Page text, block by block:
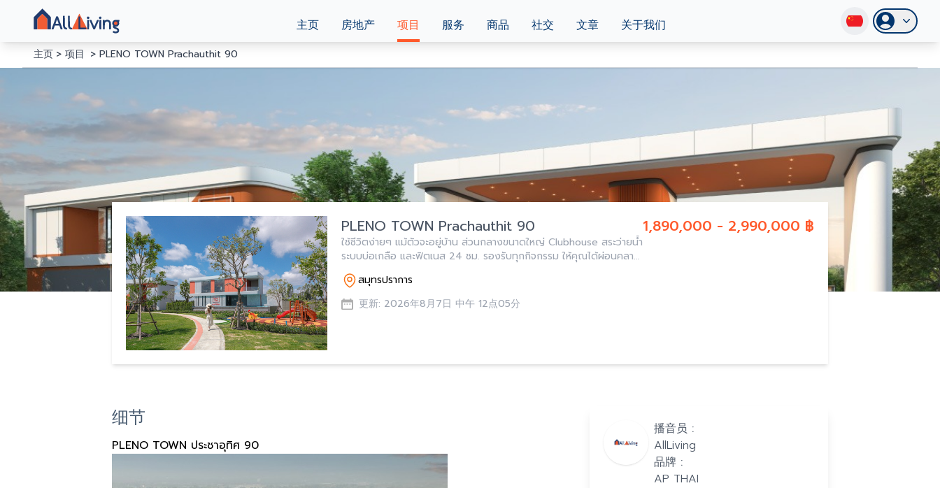
主页 房地产 项目 服务 商品 社交 文章 关于我们
主页 项目 PLENO TOWN Prachauthit 90
1,890,000 - 2,990,000 ฿
PLENO TOWN Prachauthit 90
ใช้ชีวิตง่ายๆ แม้ตัวจะอยู่บ้าน ส่วนกลางขนาดใหญ่ Clubhouse สระว่ายน้ำ
ระบบบ่อเกลือ และฟิตเนส 24 ชม. รองรับทุกกิจกรรม ให้คุณได้ผ่อนคลาย
แบบจัดเต็ม แม้คุณจะไม่ได้ออกไปไหน
สมุทรปราการ
更新: 2026年8月7日 中午 12点05分
细节
PLENO TOWN ประชาอุทิศ 90
播音员 :
AllLiving
品牌 :
AP THAI